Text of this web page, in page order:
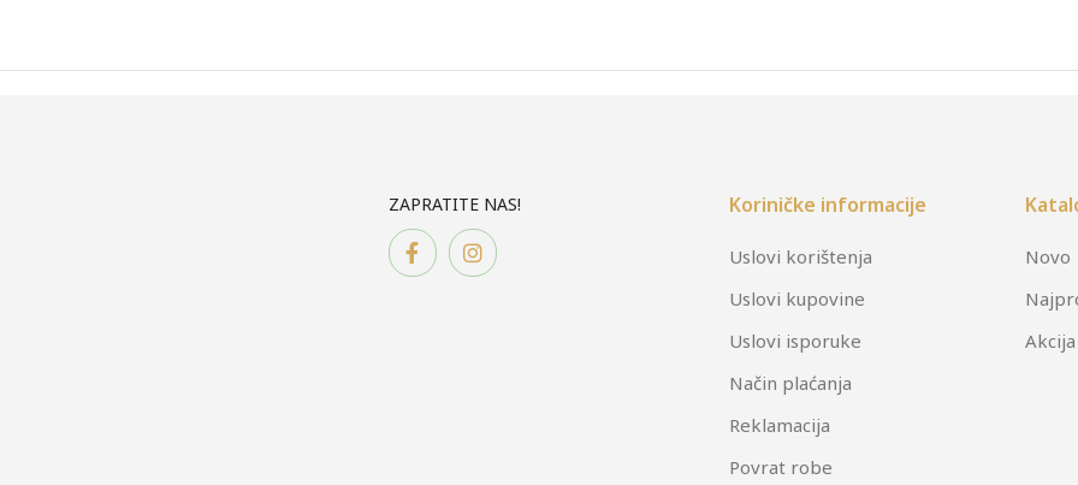
ZAPRATITE NAS! Koriničke informacije
Uslovi korištenja
Uslovi kupovine
Uslovi isporuke
Način plaćanja
Reklamacija
Povrat robe
Novo
Akcija